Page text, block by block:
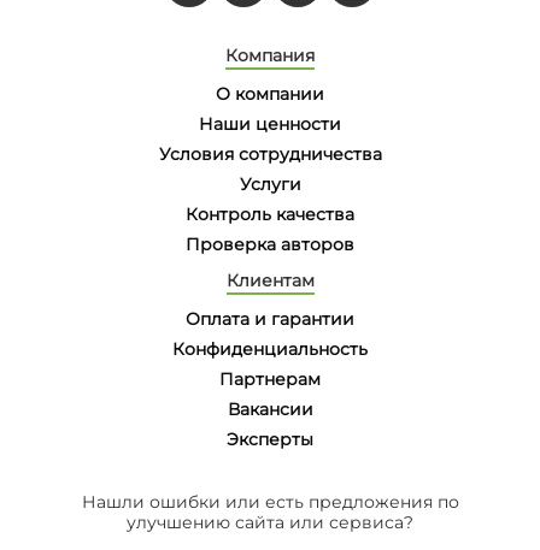
Компания
О компании
Наши ценности
Условия сотрудничества
Услуги
Контроль качества
Проверка авторов
Клиентам
Оплата и гарантии
Конфиденциальность
Партнерам
Вакансии
Эксперты
Нашли ошибки или есть предложения по
улучшению сайта или сервиса?